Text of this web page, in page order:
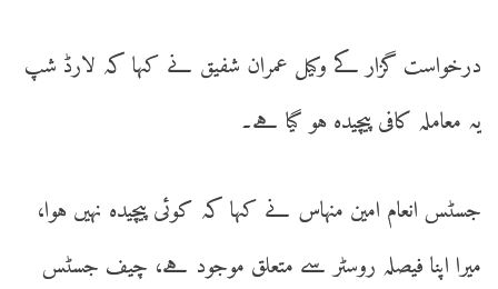
درخواست گزار کے وکیل عمران شفیق نے کہا کہ لارڈ شپ
یہ معاملہ کافی پیچیدہ ہو گیا ہے۔
جسٹس انعام امین منہاس نے کہا کہ کوئی پیچیدہ نہیں ہوا،
میرا اپنا فیصلہ روسٹر سے متعلق موجود ہے، چیف جسٹس